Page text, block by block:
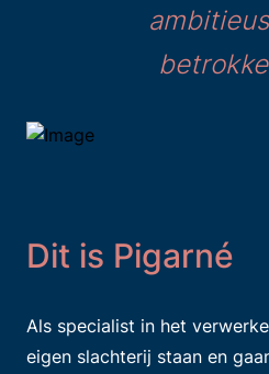
Dit is Pigarné
Als specialist in het
eigen slachterij staan en